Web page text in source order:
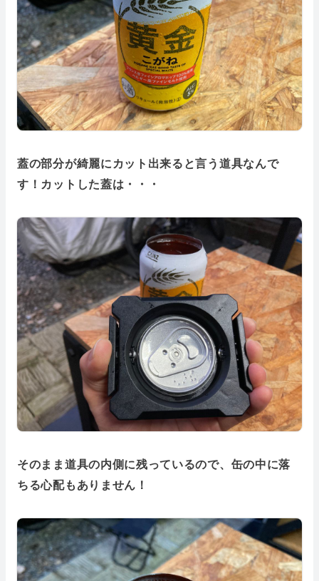
蓋の部分が綺麗にカット出来ると言う道具なんで
す！カットした蓋は・・・
そのまま道具の内側に残っているので、缶の中に落
ちる心配もありません！